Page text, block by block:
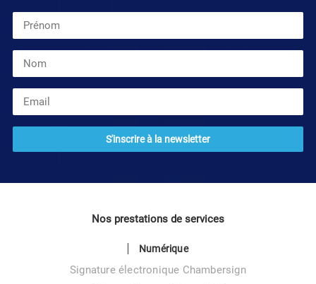
Nos prestations de services
Numérique
Signature électronique Chambersign